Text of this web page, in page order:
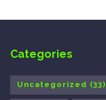
Categories
Uncategorized (33)